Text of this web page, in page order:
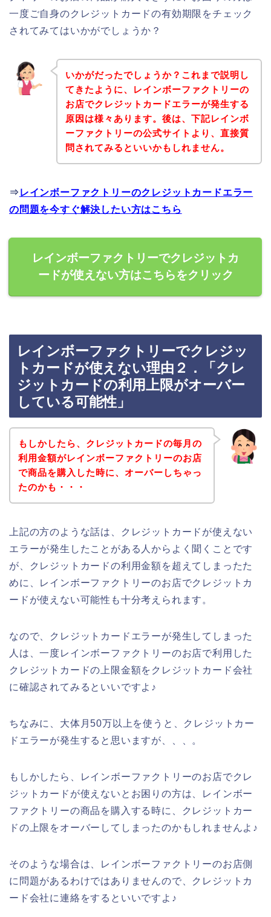
一度ご自身のクレジットカードの有効期限をチェック
されてみてはいかがでしょうか？
いかがだったでしょうか？これまで説明し
てきたように、レインボーファクトリーの
お店でクレジットカードエラーが発生する
原因は様々あります。後は、下記レインボ
ーファクトリーの公式サイトより、直接質
問されてみるといいかもしれません。
⇒ レインボーファクトリーのクレジットカードエラー
の問題を今すぐ解決したい方はこちら
レインボーファクトリーでクレジットカ
ードが使えない方はこちらをクリック
レインボーファクトリーでクレジッ
トカードが使えない理由２．「クレ
ジットカードの利用上限がオーバー
している可能性」
もしかしたら、クレジットカードの毎月の
利用金額がレインボーファクトリーのお店
で商品を購入した時に、オーバーしちゃっ
たのかも・・・
上記の方のような話は、クレジットカードが使えない
エラーが発生したことがある人からよく聞くことです
が、クレジットカードの利用金額を超えてしまったた
めに、レインボーファクトリーのお店でクレジットカ
ードが使えない可能性も十分考えられます。
なので、クレジットカードエラーが発生してしまった
人は、一度レインボーファクトリーのお店で利用した
クレジットカードの上限金額をクレジットカード会社
に確認されてみるといいですよ♪
ちなみに、大体月50万以上を使うと、クレジットカー
ドエラーが発生すると思いますが、、、。
もしかしたら、レインボーファクトリーのお店でクレ
ジットカードが使えないとお困りの方は、レインボー
ファクトリーの商品を購入する時に、クレジットカー
ドの上限をオーバーしてしまったのかもしれませんよ♪
そのような場合は、レインボーファクトリーのお店側
に問題があるわけではありませんので、クレジットカ
ード会社に連絡をするといいですよ♪